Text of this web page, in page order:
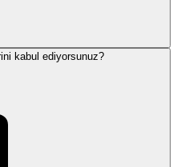
kabul ediyorsunuz?